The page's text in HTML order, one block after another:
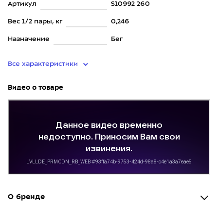
Артикул S10992 260
Вес 1/2 пары, кг 0,246
Назначение Бег
Все характеристики
Видео о товаре
О бренде